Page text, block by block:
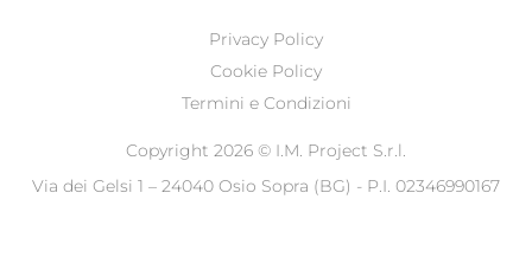
Privacy Policy
Cookie Policy
Termini e Condizioni
Copyright 2026 © I.M. Project S.r.l.
Via dei Gelsi 1 – 24040 Osio Sopra (BG) - P.I. 02346990167